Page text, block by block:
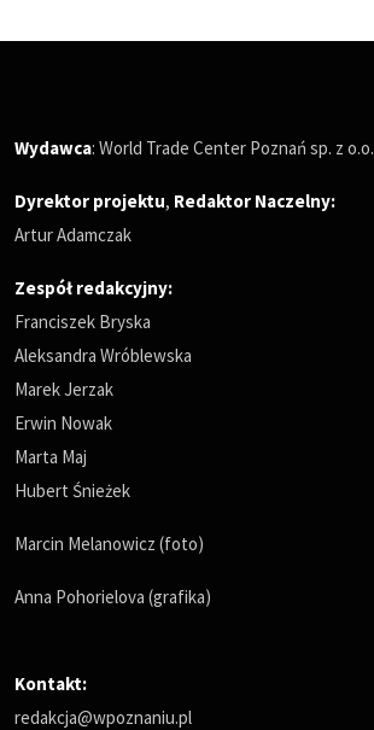
Wydawca: World Trade Center Poznań sp. z o.o.
Dyrektor projektu, Redaktor Naczelny:
Artur Adamczak
Zespół redakcyjny:
Franciszek Bryska
Aleksandra Wróblewska
Marek Jerzak
Erwin Nowak
Marta Maj
Hubert Śnieżek
Marcin Melanowicz (foto)
Anna Pohorielova (grafika)
Kontakt:
redakcja@wpoznaniu.pl